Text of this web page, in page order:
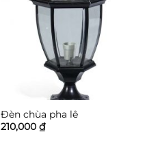
Đèn chùa pha lê
210,000 ₫